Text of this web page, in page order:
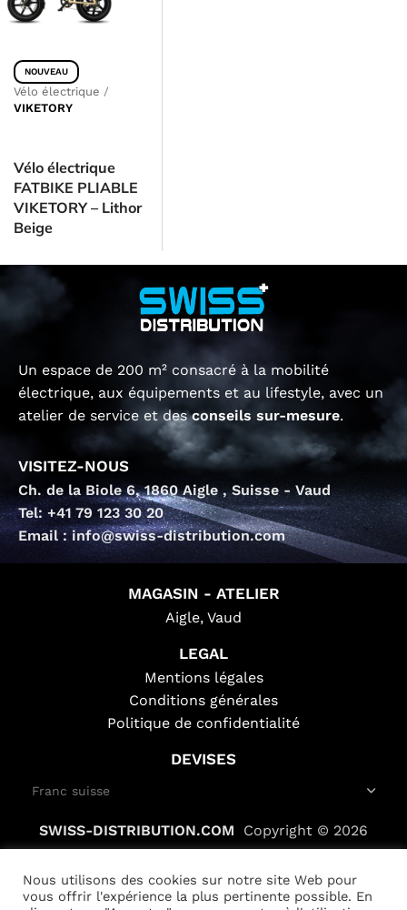
NOUVEAU
Vélo électrique /
VIKETORY
Vélo électrique
FATBIKE PLIABLE
VIKETORY – Lithor
Beige
Un espace de 200 m² consacré à la mobilité
électrique, aux équipements et au lifestyle, avec un
atelier de service et desconseils sur-mesure.
VISITEZ-NOUS
Ch. de la Biole 6, 1860 Aigle , Suisse - Vaud
Tel: +41 79 123 30 20
Email : info@swiss-distribution.com
MAGASIN - ATELIER
Aigle, Vaud
LEGAL
Mentions légales
Conditions générales
Politique de confidentialité
DEVISES
SWISS-DISTRIBUTION.COM Copyright © 2026
Nous utilisons des cookies sur notre site Web pour
vous offrir l'expérience la plus pertinente possible. En